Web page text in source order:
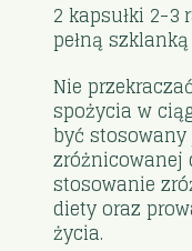
2 kapsułki 2-3
pełną
Nie
spożycia w
być
zróżnicowanej
stosowanie
diety oraz
życia.